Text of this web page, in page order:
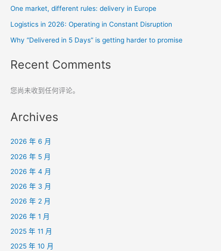
One market, different rules: delivery in Europe
Logistics in 2026: Operating in Constant Disruption
Why “Delivered in 5 Days” is getting harder to promise
Recent Comments
您尚未收到任何评论。
Archives
2026 年 6 月
2026 年 5 月
2026 年 4 月
2026 年 3 月
2026 年 2 月
2026 年 1 月
2025 年 11 月
2025 年 10 月